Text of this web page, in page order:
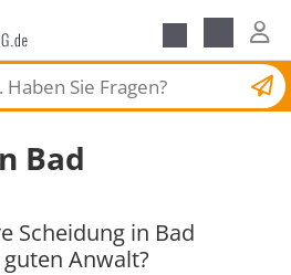
Scheidungsantrag
Bad
Scheidung in Bad
Anwalt?